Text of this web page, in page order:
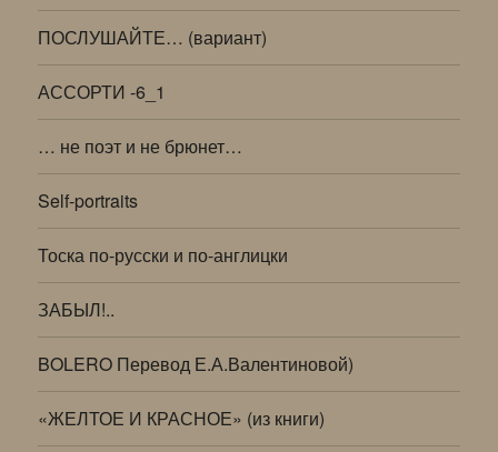
ПОСЛУШАЙТЕ… (вариант)
АССОРТИ -6_1
… не поэт и не брюнет…
Self-portraits
Тоска по-русски и по-англицки
ЗАБЫЛ!..
BOLERO Перевод Е.А.Валентиновой)
«ЖЕЛТОЕ И КРАСНОЕ» (из книги)